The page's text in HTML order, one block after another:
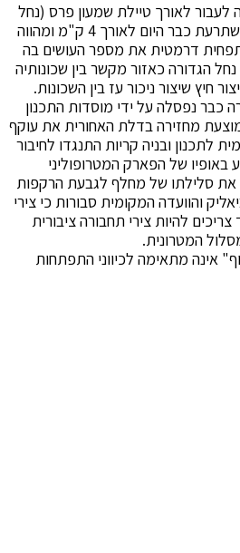
לאורך טיילת שמעון פרס (נחל
הגדורה) שהינה ריאה ירוקה המהווה גם שביל הולכי רגל ורוכבי אופניים המשתרעת כבר היום לאורך 4 ק"מ ומהווה
דרמטית את מספר העושים בה
הגדורה כאזור מקשר בין שכונותיה
חיץ שיצור ניכור עז בין השכונות.
22) בתוואי של נחל הגדורה כבר נפסלה על ידי מוסדות התכנון
מחזירה בדלת האחורית את עוקף
לתכנון ובניה קריות התנגדו לחיבור
ביאליק מעל כביש 22 שבעתיד יפגע באופיו של הפארק המטרופוליני
את סלילתו של מחלף לגבעת הרקפות
והוועדה המקומית סבורות כי צירי
ביאליק (רחוב העמקים וכביש 79) והם בלבד צריכים להיות צירי תחבורה ציבורית
המטרונית.
אינה מתאימה לכיווני התפתחות